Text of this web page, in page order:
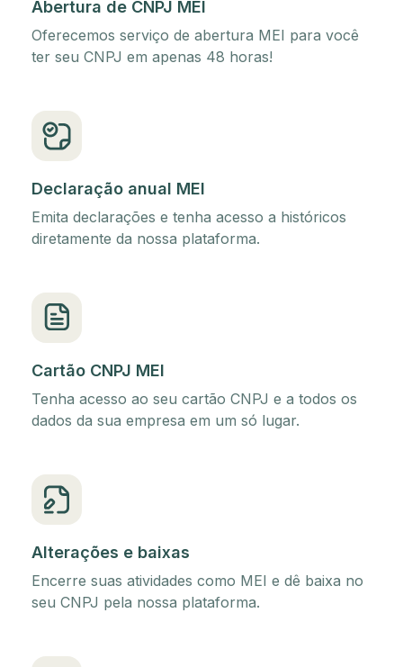
Abertura de CNPJ MEI
Oferecemos serviço de abertura MEI para você
ter seu CNPJ em apenas 48 horas!
Declaração anual MEI
Emita declarações e tenha acesso a históricos
diretamente da nossa plataforma.
Cartão CNPJ MEI
Tenha acesso ao seu cartão CNPJ e a todos os
dados da sua empresa em um só lugar.
Alterações e baixas
Encerre suas atividades como MEI e dê baixa no
seu CNPJ pela nossa plataforma.